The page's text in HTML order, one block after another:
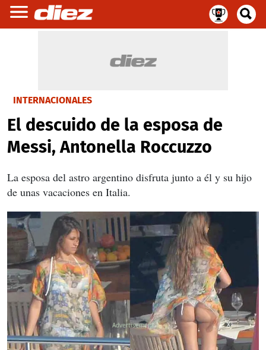
INTERNACIONALES
El descuido de la esposa de
Messi, Antonella Roccuzzo
La esposa del astro argentino disfruta junto a él y su hijo
de unas vacaciones en Italia.
X